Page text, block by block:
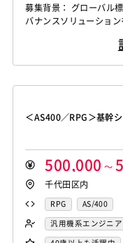
募集背景： グローバル
バナンスソリューショ
めとする基幹刷新の潮
海外での実績が豊富な
＜AS400／RPG＞基幹
500,000 ～
千代田区内
RPG
AS/400
汎用機系エンジニア